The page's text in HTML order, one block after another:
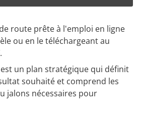
route prête à l'emploi en ligne
ou en le téléchargeant au
un plan stratégique qui définit
souhaité et comprend les
jalons nécessaires pour